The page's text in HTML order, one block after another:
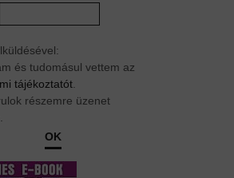
tároló, légkondicionáló-előkészítés,
és tudomásul vettem az
tájékoztatót
részemre üzenet
OK